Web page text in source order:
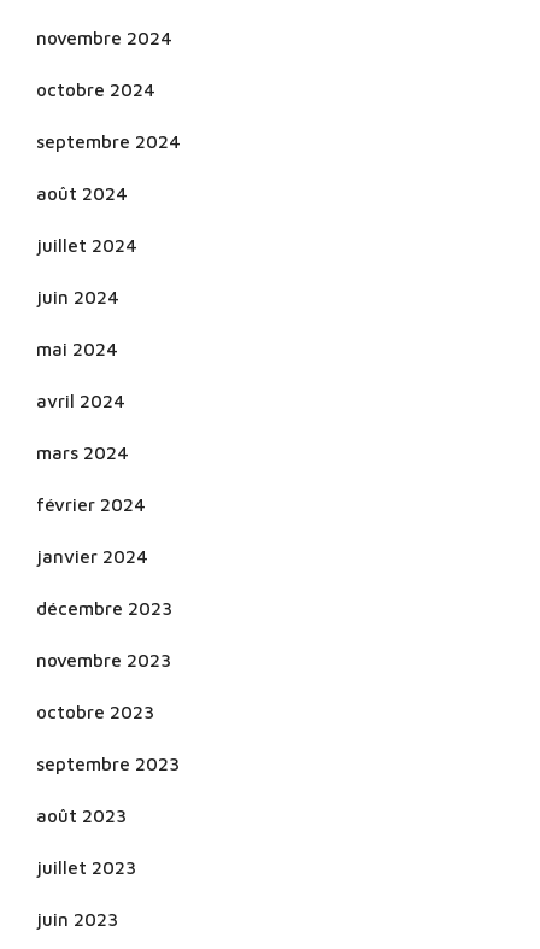
novembre 2024
octobre 2024
septembre 2024
août 2024
juillet 2024
juin 2024
mai 2024
avril 2024
mars 2024
février 2024
janvier 2024
décembre 2023
novembre 2023
octobre 2023
septembre 2023
août 2023
juillet 2023
juin 2023